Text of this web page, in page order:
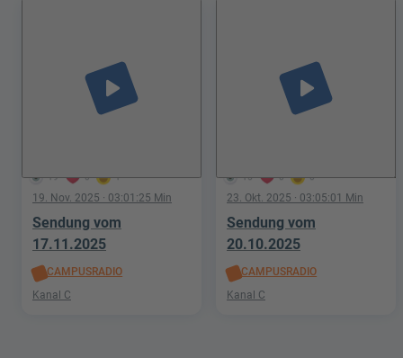
19 0 1
play_arrow
19. Nov. 2025 · 03:01:25 Min
Sendung vom
17.11.2025
CAMPUSRADIO
Kanal C
15 0 0
play_arrow
23. Okt. 2025 · 03:05:01 Min
Sendung vom
20.10.2025
CAMPUSRADIO
Kanal C